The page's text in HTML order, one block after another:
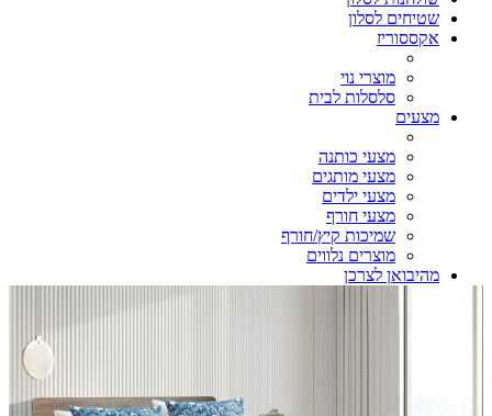
שטיחים לסלון
אקססוריז
מוצרי נוי
סלסלות לבית
מצעים
מצעי כותנה
מצעי מותגים
מצעי ילדים
מצעי חורף
שמיכות קיץ/חורף
מוצרים נלווים
מהיבואן לצרכן